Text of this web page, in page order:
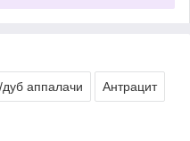
аппалачи Антрацит